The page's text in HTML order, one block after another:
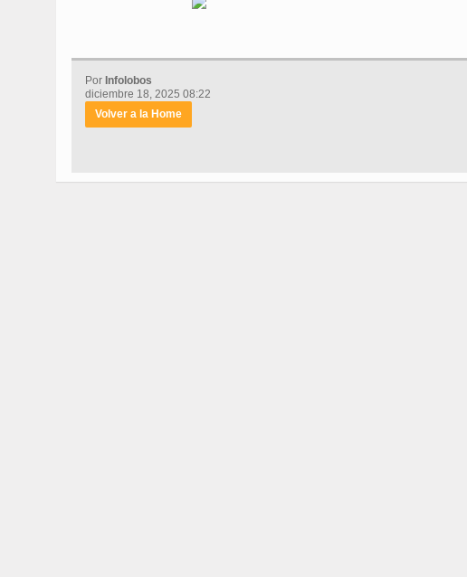
Por Infolobos
diciembre 18, 2025 08:22
Volver a la Home